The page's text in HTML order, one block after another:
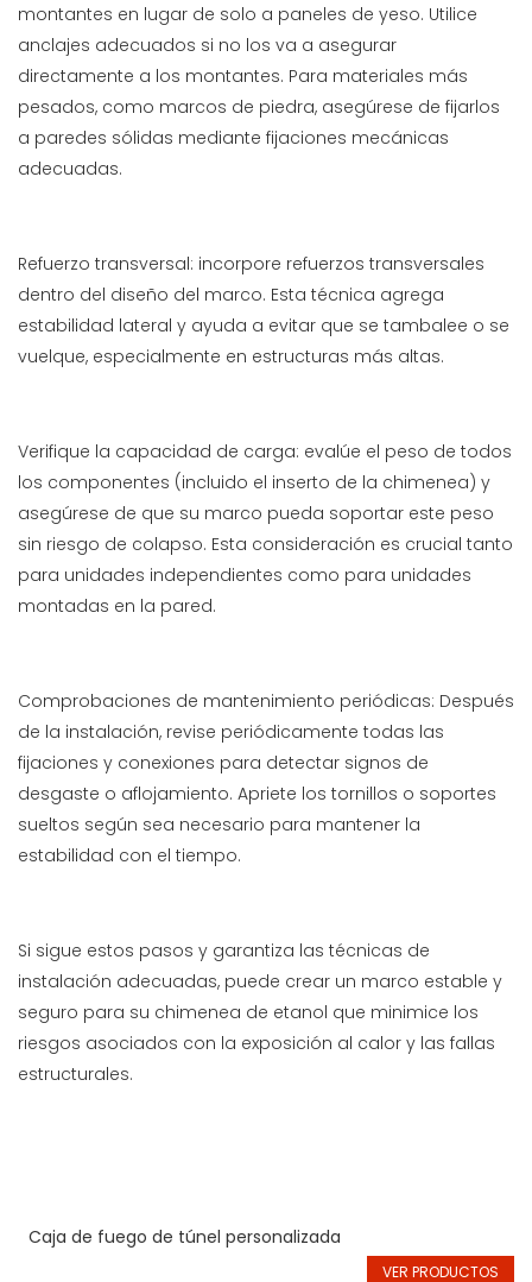
montantes en lugar de solo a paneles de yeso. Utilice
anclajes adecuados si no los va a asegurar
directamente a los montantes. Para materiales más
pesados, como marcos de piedra, asegúrese de fijarlos
a paredes sólidas mediante fijaciones mecánicas
adecuadas.
Refuerzo transversal: incorpore refuerzos transversales
dentro del diseño del marco. Esta técnica agrega
estabilidad lateral y ayuda a evitar que se tambalee o se
vuelque, especialmente en estructuras más altas.
Verifique la capacidad de carga: evalúe el peso de todos
los componentes (incluido el inserto de la chimenea) y
asegúrese de que su marco pueda soportar este peso
sin riesgo de colapso. Esta consideración es crucial tanto
para unidades independientes como para unidades
montadas en la pared.
Comprobaciones de mantenimiento periódicas: Después
de la instalación, revise periódicamente todas las
fijaciones y conexiones para detectar signos de
desgaste o aflojamiento. Apriete los tornillos o soportes
sueltos según sea necesario para mantener la
estabilidad con el tiempo.
Si sigue estos pasos y garantiza las técnicas de
instalación adecuadas, puede crear un marco estable y
seguro para su chimenea de etanol que minimice los
riesgos asociados con la exposición al calor y las fallas
estructurales.
Caja de fuego de túnel personalizada
VER PRODUCTOS